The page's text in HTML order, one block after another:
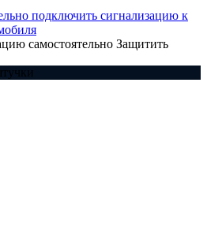
подключить сигнализацию к
самостоятельно Защитить